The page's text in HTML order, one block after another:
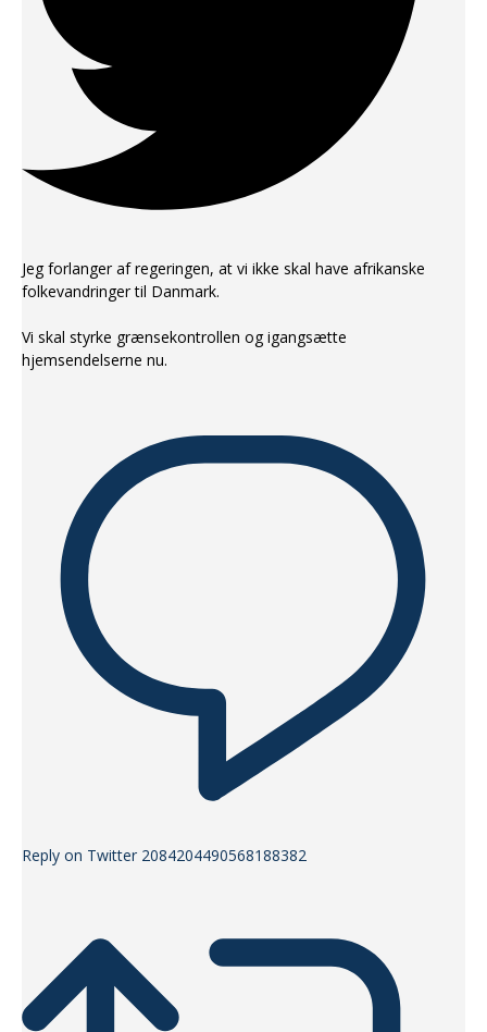
Jeg forlanger af regeringen, at vi ikke skal have afrikanske
folkevandringer til Danmark.
Vi skal styrke grænsekontrollen og igangsætte
hjemsendelserne nu.
Reply on Twitter 2084204490568188382